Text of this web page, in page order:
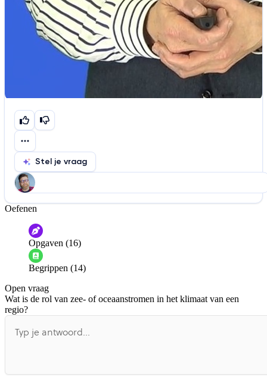
Stel je vraag
Help ons de video te verbeteren
De audio is slecht
Informatie is onjuist
De docent is te langdradig
De uitleg gaat te langzaam
Afspelen werkte niet
Oefenen
Opgaven (16)
Begrippen (14)
Open vraag
Wat is de rol van zee- of oceaanstromen in het klimaat van een
regio?